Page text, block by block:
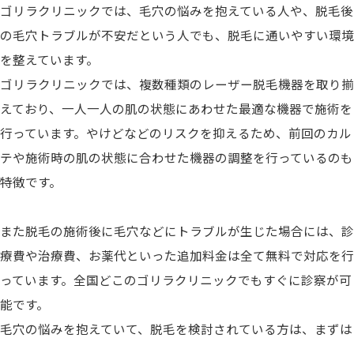
ゴリラクリニックでは、毛穴の悩みを抱えている人や、脱毛後
の毛穴トラブルが不安だという人でも、脱毛に通いやすい環境
を整えています。
ゴリラクリニックでは、複数種類のレーザー脱毛機器を取り揃
えており、一人一人の肌の状態にあわせた最適な機器で施術を
行っています。やけどなどのリスクを抑えるため、前回のカル
テや施術時の肌の状態に合わせた機器の調整を行っているのも
特徴です。
また脱毛の施術後に毛穴などにトラブルが生じた場合には、診
療費や治療費、お薬代といった追加料金は全て無料で対応を行
っています。全国どこのゴリラクリニックでもすぐに診察が可
能です。
毛穴の悩みを抱えていて、脱毛を検討されている方は、まずは